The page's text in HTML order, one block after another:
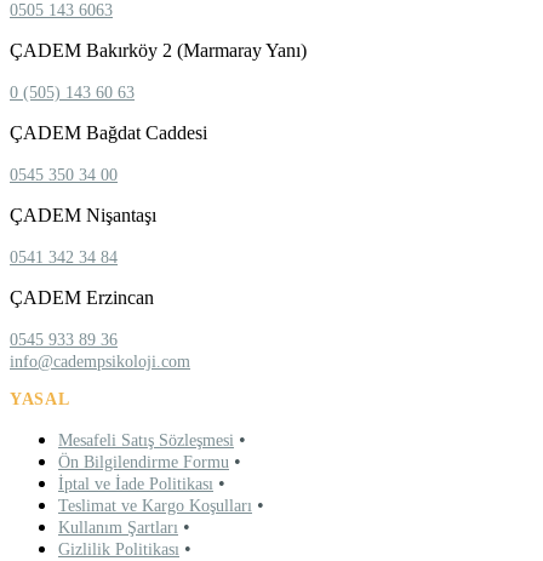
0505 143 6063
ÇADEM Bakırköy 2 (Marmaray Yanı)
0 (505) 143 60 63
ÇADEM Bağdat Caddesi
0545 350 34 00
ÇADEM Nişantaşı
0541 342 34 84
ÇADEM Erzincan
0545 933 89 36
info@cadempsikoloji.com
YASAL
Mesafeli Satış Sözleşmesi •
Ön Bilgilendirme Formu •
İptal ve İade Politikası •
Teslimat ve Kargo Koşulları •
Kullanım Şartları •
Gizlilik Politikası •